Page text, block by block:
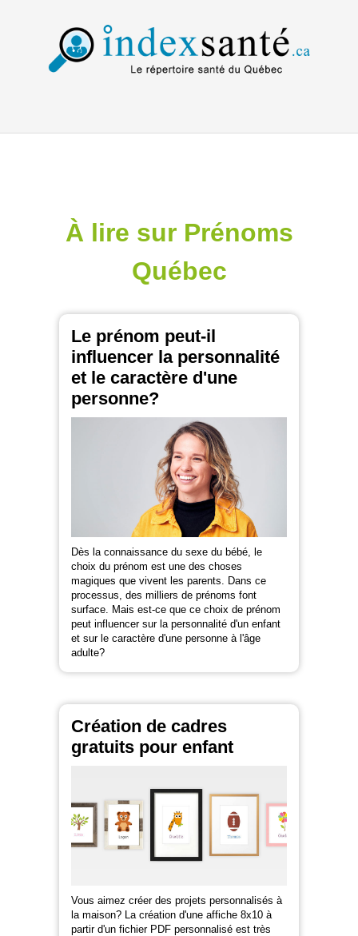
À lire sur Prénoms
Québec
Le prénom peut-il
influencer la personnalité
et le caractère d'une
personne?
Dès la connaissance du sexe du bébé, le
choix du prénom est une des choses
magiques que vivent les parents. Dans ce
processus, des milliers de prénoms font
surface. Mais est-ce que ce choix de prénom
peut influencer sur la personnalité d'un enfant
et sur le caractère d'une personne à l'âge
adulte?
Création de cadres
gratuits pour enfant
Vous aimez créer des projets personnalisés à
la maison? La création d'une affiche 8x10 à
partir d'un fichier PDF personnalisé est très